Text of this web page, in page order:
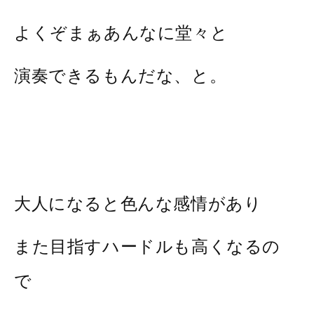
よくぞまぁあんなに堂々と
演奏できるもんだな、と。
大人になると色んな感情があり
また目指すハードルも高くなるの
で